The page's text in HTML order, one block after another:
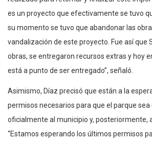
es un proyecto que efectivamente se tuvo
su momento se tuvo que abandonar las
vandalización de este proyecto. Fue así que
obras, se entregaron recursos extras y hoy
está a punto de ser entregado”, señaló.
Asimismo, Díaz precisó que están a la
permisos necesarios para que el parque
oficialmente al municipio y, posteriormente,
“Estamos esperando los últimos permisos